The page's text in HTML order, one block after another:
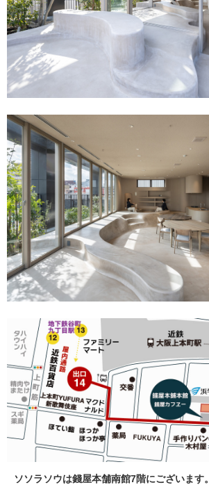
ソソラソウは錢屋本舗南館7階にございます。